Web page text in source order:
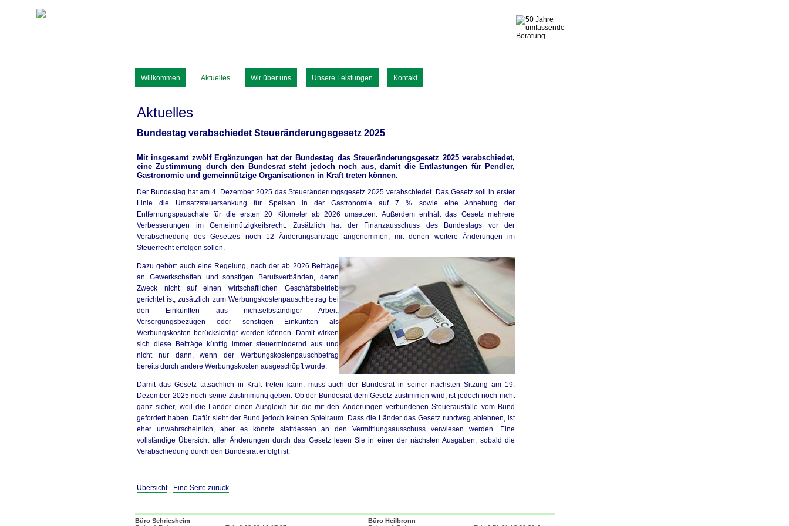
Willkommen Aktuelles Wir über uns Unsere Leistungen Kontakt
Aktuelles
Bundestag verabschiedet Steueränderungsgesetz 2025
Mit insgesamt zwölf Ergänzungen hat der Bundestag das Steueränderungsgesetz 2025 verabschiedet,
eine Zustimmung durch den Bundesrat steht jedoch noch aus, damit die Entlastungen für Pendler,
Gastronomie und gemeinnützige Organisationen in Kraft treten können.
Der Bundestag hat am 4. Dezember 2025 das Steueränderungsgesetz 2025 verabschiedet. Das Gesetz soll in erster
Linie die Umsatzsteuersenkung für Speisen in der Gastronomie auf 7 % sowie eine Anhebung der
Entfernungspauschale für die ersten 20 Kilometer ab 2026 umsetzen. Außerdem enthält das Gesetz mehrere
Verbesserungen im Gemeinnützigkeitsrecht. Zusätzlich hat der Finanzausschuss des Bundestags vor der
Verabschiedung des Gesetzes noch 12 Änderungsanträge angenommen, mit denen weitere Änderungen im
Steuerrecht erfolgen sollen.
Dazu gehört auch eine Regelung, nach der ab 2026 Beiträge
an Gewerkschaften und sonstigen Berufsverbänden, deren
Zweck nicht auf einen wirtschaftlichen Geschäftsbetrieb
gerichtet ist, zusätzlich zum Werbungskostenpauschbetrag bei
den Einkünften aus nichtselbständiger Arbeit,
Versorgungsbezügen oder sonstigen Einkünften als
Werbungskosten berücksichtigt werden können. Damit wirken
sich diese Beiträge künftig immer steuermindernd aus und
nicht nur dann, wenn der Werbungskostenpauschbetrag
bereits durch andere Werbungskosten ausgeschöpft wurde.
Damit das Gesetz tatsächlich in Kraft treten kann, muss auch der Bundesrat in seiner nächsten Sitzung am 19.
Dezember 2025 noch seine Zustimmung geben. Ob der Bundesrat dem Gesetz zustimmen wird, ist jedoch noch nicht
ganz sicher, weil die Länder einen Ausgleich für die mit den Änderungen verbundenen Steuerausfälle vom Bund
gefordert haben. Dafür sieht der Bund jedoch keinen Spielraum. Dass die Länder das Gesetz rundweg ablehnen, ist
eher unwahrscheinlich, aber es könnte stattdessen an den Vermittlungsausschuss verwiesen werden. Eine
vollständige Übersicht aller Änderungen durch das Gesetz lesen Sie in einer der nächsten Ausgaben, sobald die
Verabschiedung durch den Bundesrat erfolgt ist.
Übersicht- Eine Seite zurück
Büro Schriesheim
Büro Heilbronn